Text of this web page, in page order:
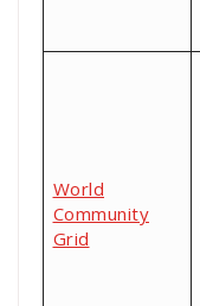
World
Community
Grid